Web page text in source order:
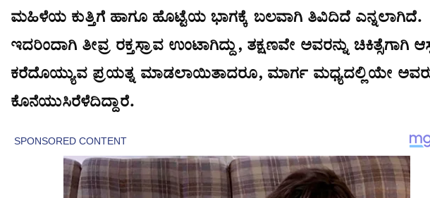
ಮಹಿಳೆಯ ಕುತ್ತಿಗೆ ಹಾಗೂ ಹೊಟ್ಟೆಯ ಭಾಗಕ್ಕೆ ಬಲವಾಗಿ ತಿವಿದಿದೆ ಎನ್ನಲಾಗಿದೆ.
ಇದರಿಂದಾಗಿ ತೀವ್ರ ರಕ್ತಸ್ರಾವ ಉಂಟಾಗಿದ್ದು, ತಕ್ಷಣವೇ ಅವರನ್ನು ಚಿಕಿತ್ಸೆಗಾಗಿ
ಕರೆದೊಯ್ಯುವ ಪ್ರಯತ್ನ ಮಾಡಲಾಯಿತಾದರೂ, ಮಾರ್ಗ ಮಧ್ಯದಲ್ಲಿಯೇ
ಕೊನೆಯುಸಿರೆಳೆದಿದ್ದಾರೆ.